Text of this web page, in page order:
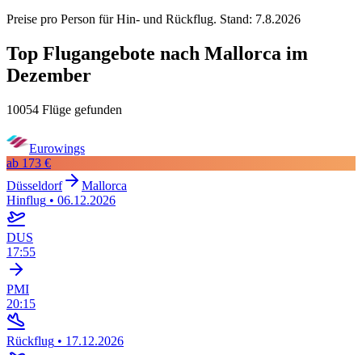
Preise pro Person für Hin- und Rückflug. Stand: 7.8.2026
Top Flugangebote nach Mallorca im
Dezember
10054 Flüge gefunden
Eurowings
ab 173 €
Düsseldorf
Mallorca
Hinflug • 06.12.2026
DUS
17:55
PMI
20:15
Rückflug • 17.12.2026